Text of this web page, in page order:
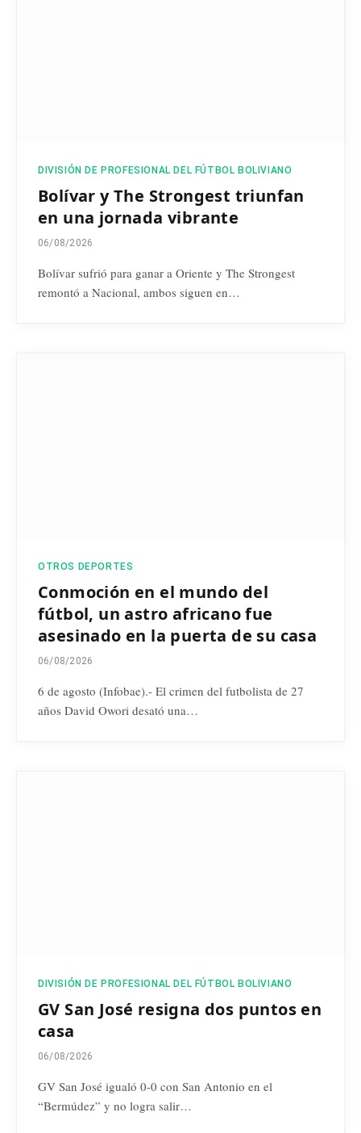
DIVISIÓN DE PROFESIONAL DEL FÚTBOL BOLIVIANO
Bolívar y The Strongest triunfan
en una jornada vibrante
06/08/2026
Bolívar sufrió para ganar a Oriente y The Strongest
remontó a Nacional, ambos siguen en…
OTROS DEPORTES
Conmoción en el mundo del
fútbol, un astro africano fue
asesinado en la puerta de su casa
06/08/2026
6 de agosto (Infobae).- El crimen del futbolista de 27
años David Owori desató una…
DIVISIÓN DE PROFESIONAL DEL FÚTBOL BOLIVIANO
GV San José resigna dos puntos en
casa
06/08/2026
GV San José igualó 0-0 con San Antonio en el
“Bermúdez” y no logra salir…